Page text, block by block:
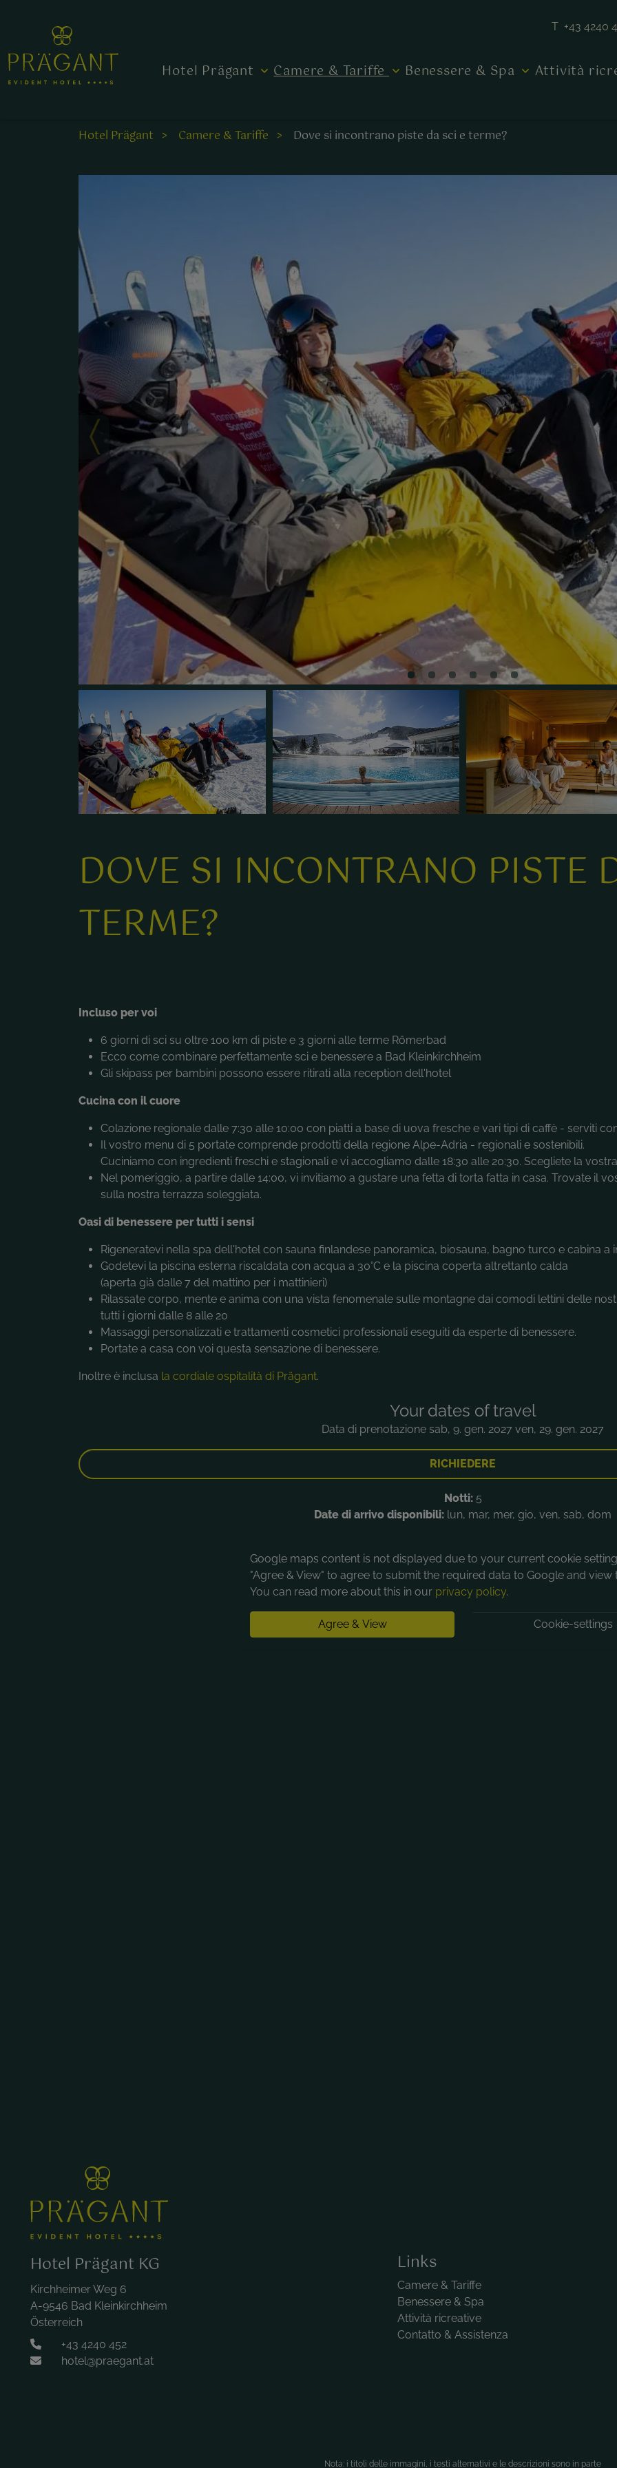
T +43 4240
Hotel Prägant Camere & Tariffe Benessere & Spa Attività
Hotel Prägant Camere & Tariffe Dove si incontrano piste da sci e terme?
DOVE SI INCONTRANO PISTE
TERME?
Incluso per voi
6 giorni di sci su oltre 100 km di piste e 3 giorni alle terme Römerbad
Ecco come combinare perfettamente sci e benessere a Bad Kleinkirchheim
Gli skipass per bambini possono essere ritirati alla reception dell'hotel
Cucina con il cuore
Colazione regionale dalle 7:30 alle 10:00 con piatti a base di uova fresche e vari tipi di caffè - serviti con
Il vostro menu di 5 portate comprende prodotti della regione Alpe-Adria - regionali e sostenibili.
Cuciniamo con ingredienti freschi e stagionali e vi accogliamo dalle 18:30 alle 20:30. Scegliete la
Nel pomeriggio, a partire dalle 14:00, vi invitiamo a gustare una fetta di torta fatta in casa. Trovate il
sulla nostra terrazza soleggiata.
Oasi di benessere per tutti i sensi
Rigeneratevi nella spa dell'hotel con sauna finlandese panoramica, biosauna, bagno turco e cabina a
Godetevi la piscina esterna riscaldata con acqua a 30°C e la piscina coperta altrettanto calda
(aperta già dalle 7 del mattino per i mattinieri)
Rilassate corpo, mente e anima con una vista fenomenale sulle montagne dai comodi lettini delle
tutti i giorni dalle 8 alle 20
Massaggi personalizzati e trattamenti cosmetici professionali eseguiti da esperte di benessere.
Portate a casa con voi questa sensazione di benessere.
Inoltre è inclusa la cordiale ospitalità di Prägant.
Your dates of travel
Data di prenotazione sab, 9. gen. 2027 ven, 29. gen. 2027
RICHIEDERE
Notti: 5
Date di arrivo disponibili: lun, mar, mer, gio, ven, sab, dom
Google maps content is not displayed due to your current cookie
"Agree & View" to agree to submit the required data to Google and view
You can read more about this in our privacy policy.
Agree & View Cookie-settings
Hotel Prägant KG
Kirchheimer Weg 6
A-9546 Bad Kleinkirchheim
Österreich
+43 4240 452
hotel@praegant.at
Links
Camere & Tariffe
Benessere & Spa
Attività ricreative
Contatto & Assistenza
Nota: i titoli delle immagini, i testi alternativi e le descrizioni sono in parte